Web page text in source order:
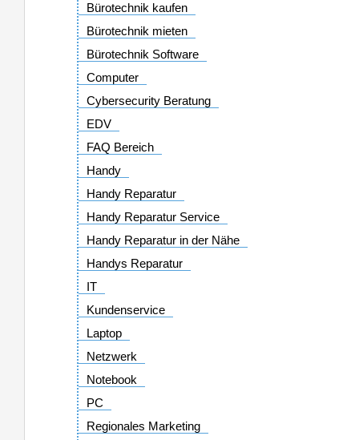
Bürotechnik kaufen
Bürotechnik mieten
Bürotechnik Software
Computer
Cybersecurity Beratung
EDV
FAQ Bereich
Handy
Handy Reparatur
Handy Reparatur Service
Handy Reparatur in der Nähe
Handys Reparatur
IT
Kundenservice
Laptop
Netzwerk
Notebook
PC
Regionales Marketing